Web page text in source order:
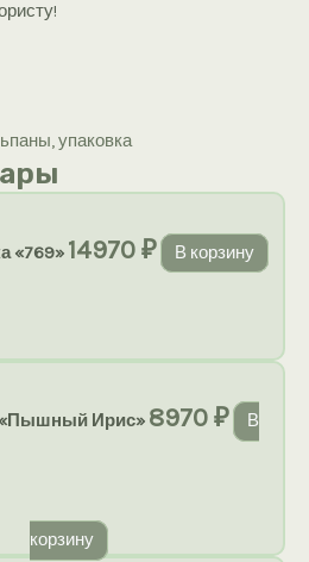
упаковка
«769» 14970₽ В корзину
«Пышный Ирис» 8970₽ В
корзину